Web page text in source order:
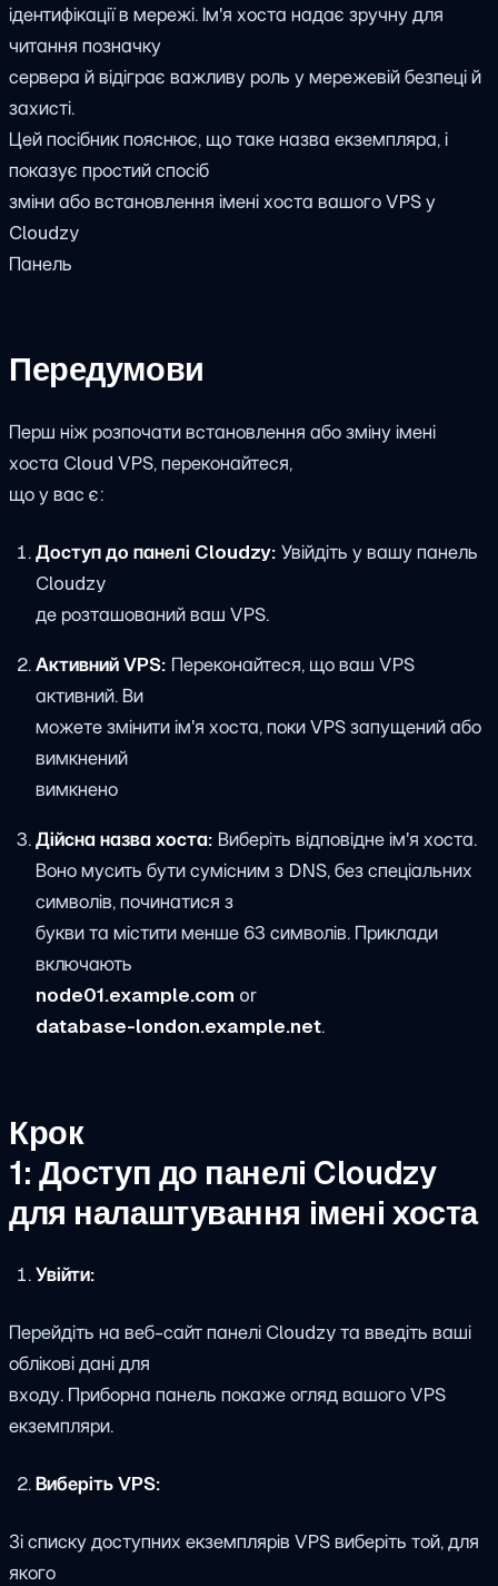
ідентифікації в мережі. Ім'я хоста надає зручну для
читання позначку
сервера й відіграє важливу роль у мережевій безпеці й
захисті.
Цей посібник пояснює, що таке назва екземпляра, і
показує простий спосіб
зміни або встановлення імені хоста вашого VPS у
Cloudzy
Панель
Передумови
Перш ніж розпочати встановлення або зміну імені
хоста Cloud VPS, переконайтеся,
що у вас є:
Доступ до панелі Cloudzy: Увійдіть у вашу панель
Cloudzy
де розташований ваш VPS.
Активний VPS: Переконайтеся, що ваш VPS
активний. Ви
можете змінити ім'я хоста, поки VPS запущений або
вимкнений
вимкнено
Дійсна назва хоста: Виберіть відповідне ім'я хоста.
Воно мусить бути сумісним з DNS, без спеціальних
символів, починатися з
букви та містити менше 63 символів. Приклади
включають
node01.example.com or
database-london.example.net.
Крок
1: Доступ до панелі Cloudzy
для налаштування імені хоста
Увійти:
Перейдіть на веб-сайт панелі Cloudzy та введіть ваші
облікові дані для
входу. Приборна панель покаже огляд вашого VPS
екземпляри.
Виберіть VPS:
Зі списку доступних екземплярів VPS виберіть той, для
якого